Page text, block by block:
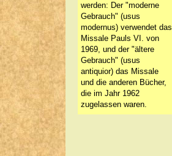
werden: Der "moderne
Gebrauch" (usus
modernus) verwendet das
Missale Pauls VI. von
1969, und der "ältere
Gebrauch" (usus
antiquior) das Missale
und die anderen Bücher,
die im Jahr 1962
zugelassen waren.